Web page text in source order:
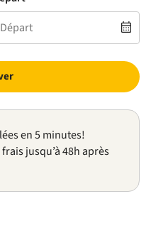
en 5 minutes!
jusqu’à 48h après